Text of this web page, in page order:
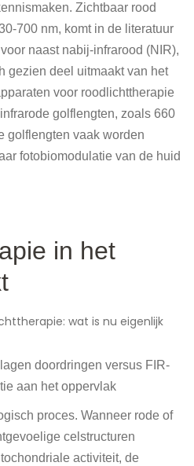
Zichtbaar rood
700 nm, komt in de literatuur
naast nabij-infrarood (NIR),
gezien deel uitmaakt van het
voor roodlichttherapie
golflengten, zoals 660
golflengten vaak worden
fotobiomodulatie van de huid
in het
doordringen versus FIR-
aan het oppervlak
proces. Wanneer rode of
celstructuren
activiteit, de